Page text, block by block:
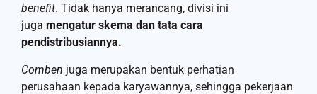
benefit. Tidak hanya merancang, divisi ini
juga mengatur skema dan tata cara
pendistribusiannya.
Comben juga merupakan bentuk perhatian
perusahaan kepada karyawannya, sehingga pekerjaan